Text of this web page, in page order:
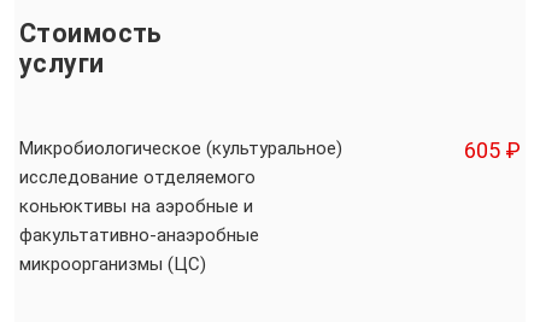
Стоимость
услуги
Микробиологическое (культуральное)
исследование отделяемого
коньюктивы на аэробные и
факультативно-анаэробные
микроорганизмы (ЦС)
605 ₽